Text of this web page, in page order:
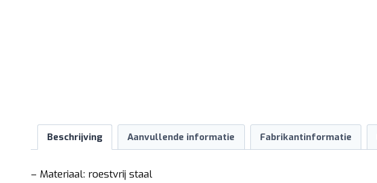
Beschrijving Aanvullende informatie Fabrikantinformatie
– Materiaal: roestvrij staal